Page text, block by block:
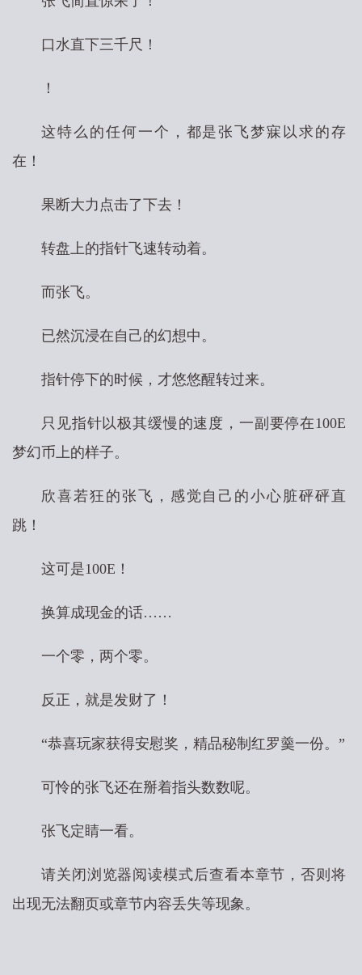
口水直下三千尺！
！
这特么的任何一个，都是张飞梦寐以求的存
在！
果断大力点击了下去！
转盘上的指针飞速转动着。
而张飞。
已然沉浸在自己的幻想中。
指针停下的时候，才悠悠醒转过来。
只见指针以极其缓慢的速度，一副要停在100E
梦幻币上的样子。
欣喜若狂的张飞，感觉自己的小心脏砰砰直
跳！
这可是100E！
换算成现金的话……
一个零，两个零。
反正，就是发财了！
“恭喜玩家获得安慰奖，精品秘制红罗羹一份。”
可怜的张飞还在掰着指头数数呢。
张飞定睛一看。
请关闭浏览器阅读模式后查看本章节，否则将
出现无法翻页或章节内容丢失等现象。